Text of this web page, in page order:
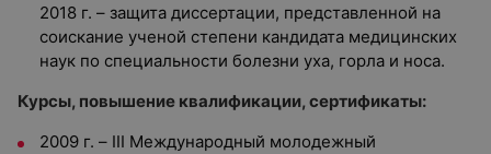
2018 г. – защита диссертации, представленной на
соискание ученой степени кандидата медицинских
наук по специальности болезни уха, горла и носа.
Курсы, повышение квалификации, сертификаты:
2009 г. – III Международный молодежный